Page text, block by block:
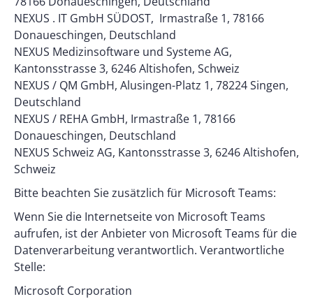
NEXUS . IT GmbH SÜDOST, Irmastraße 1, 78166
Donaueschingen, Deutschland
NEXUS Medizinsoftware und Systeme AG,
Kantonsstrasse 3, 6246 Altishofen, Schweiz
NEXUS / QM GmbH, Alusingen-Platz 1, 78224 Singen,
Deutschland
NEXUS / REHA GmbH, Irmastraße 1, 78166
Donaueschingen, Deutschland
NEXUS Schweiz AG, Kantonsstrasse 3, 6246 Altishofen,
Schweiz
Bitte beachten Sie zusätzlich für Microsoft Teams:
Wenn Sie die Internetseite von Microsoft Teams
aufrufen, ist der Anbieter von Microsoft Teams für die
Datenverarbeitung verantwortlich. Verantwortliche
Stelle:
Microsoft Corporation